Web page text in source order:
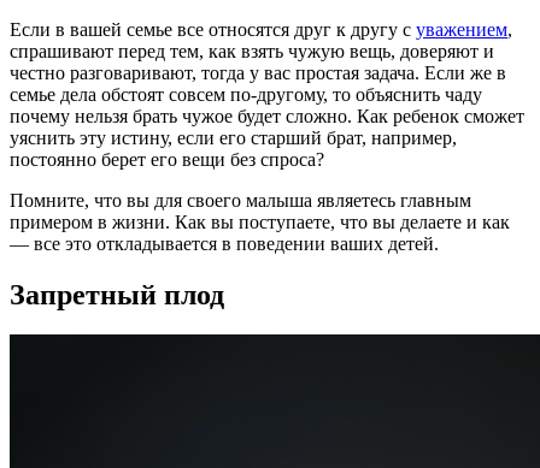
Если в вашей семье все относятся друг к другу с уважением,
спрашивают перед тем, как взять чужую вещь, доверяют и
честно разговаривают, тогда у вас простая задача. Если же в
семье дела обстоят совсем по-другому, то объяснить чаду
почему нельзя брать чужое будет сложно. Как ребенок сможет
уяснить эту истину, если его старший брат, например,
постоянно берет его вещи без спроса?
Помните, что вы для своего малыша являетесь главным
примером в жизни. Как вы поступаете, что вы делаете и как
— все это откладывается в поведении ваших детей.
Запретный плод